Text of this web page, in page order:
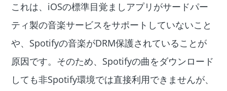
これは、iOSの標準目覚ましアプリがサードパー
ティ製の音楽サービスをサポートしていないこと
や、Spotifyの音楽がDRM保護されていることが
原因です。そのため、Spotifyの曲をダウンロード
しても非Spotify環境では直接利用できませんが、